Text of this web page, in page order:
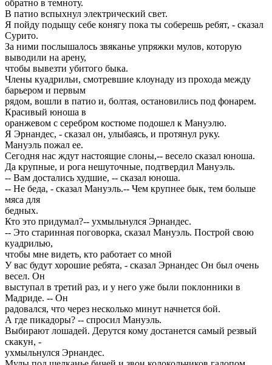
обратно в темноту.
В патио вспыхнул электрический свет.
Я пойду подыщу себе конягу пока ты соберешь ребят, - сказал
Сурито.
За ними послышалось звяканье упряжки мулов, которую
выводили на арену,
чтобы вывезти убитого быка.
Члены куадрильи, смотревшие клоунаду из прохода между
барьером и первым
рядом, вошли в патио и, болтая, остановились под фонарем.
Красивый юноша в
оранжевом с серебром костюме подошел к Мануэлю.
Я Эрнандес, - сказал он, улыбаясь, и протянул руку.
Мануэль пожал ее.
Сегодня нас ждут настоящие слоны,-- весело сказал юноша.
Да крупные, и рога нешуточные, подтвердил Мануэль.
-- Вам достались худшие, -- сказал юноша.
-- Не беда, - сказал Мануэль.-- Чем крупнее бык, тем больше
мяса для
бедных.
Кто это придумал?-- ухмыльнулся Эрнандес.
-- Это старинная поговорка, сказал Мануэль. Построй свою
куадрилью,
чтобы мне видеть, кто работает со мной
У вас будут хорошие ребята, - сказал Эрнандес Он был очень
весел. Он
выступал в третий раз, и у него уже были поклонники в
Мадриде. -- Он
радовался, что через несколько минут начнется бой.
А где пикадоры? -- спросил Мануэль.
Выбирают лошадей. Дерутся кому достанется самый резвый
скакун, -
ухмыльнулся Эрнандес.